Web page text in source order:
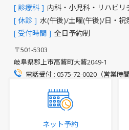
[ 診療科 ] 内科・小児科・リハビリ
[ 休診 ] 水(午後)/土曜(午後)/日・祝
[ 受付時間 ] 全日予約制
〒501-5303
岐阜県郡上市高鷲町大鷲2049-1
電話受付 : 0575-72-0020（営業時間
ネット予約